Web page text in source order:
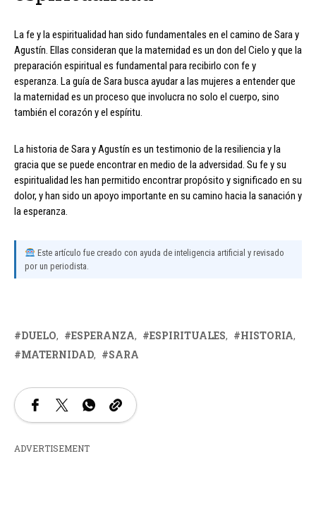
La fe y la espiritualidad han sido fundamentales en el camino de Sara y
Agustín. Ellas consideran que la maternidad es un don del Cielo y que la
preparación espiritual es fundamental para recibirlo con fe y
esperanza. La guía de Sara busca ayudar a las mujeres a entender que
la maternidad es un proceso que involucra no solo el cuerpo, sino
también el corazón y el espíritu.
La historia de Sara y Agustín es un testimonio de la resiliencia y la
gracia que se puede encontrar en medio de la adversidad. Su fe y su
espiritualidad les han permitido encontrar propósito y significado en su
dolor, y han sido un apoyo importante en su camino hacia la sanación y
la esperanza.
Este artículo fue creado con ayuda de inteligencia artificial y revisado
por un periodista.
DUELO ESPERANZA ESPIRITUALES
HISTORIA
MATERNIDAD
SARA
ADVERTISEMENT